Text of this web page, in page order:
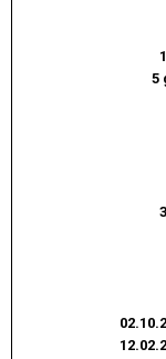
5